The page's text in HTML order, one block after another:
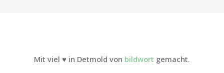
Mit viel ♥ in Detmold von bildwort gemacht.